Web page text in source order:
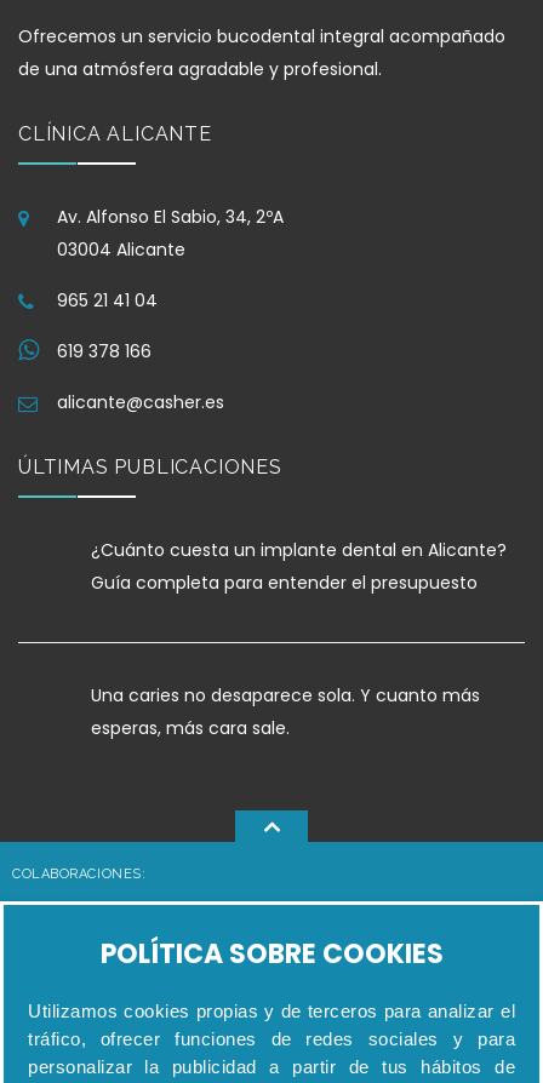
POLÍTICA SOBRE COOKIES
Utilizamos cookies propias y de terceros para analizar el
tráfico, ofrecer funciones de redes sociales y para
personalizar la publicidad a partir de tus hábitos de
Ofrecemos un servicio bucodental integral acompañado
de una atmósfera agradable y profesional.
CLÍNICA ALICANTE
Av. Alfonso El Sabio, 34, 2ºA
03004 Alicante
965 21 41 04
619 378 166
alicante@casher.es
ÚLTIMAS PUBLICACIONES
¿Cuánto cuesta un implante dental en Alicante?
Guía completa para entender el presupuesto
Una caries no desaparece sola. Y cuanto más
esperas, más cara sale.
COLABORACIONES: